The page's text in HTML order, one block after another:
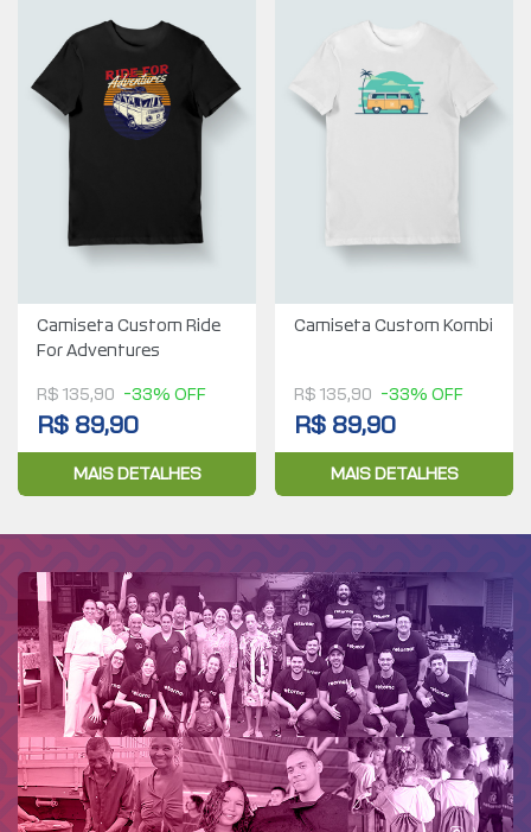
Camiseta Custom Ride
For Adventures
R$ 135,90 -33% OFF
R$ 89,90
MAIS DETALHES
Camiseta Custom Kombi
R$ 135,90 -33% OFF
R$ 89,90
MAIS DETALHES